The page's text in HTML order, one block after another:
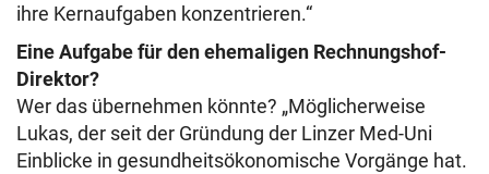
ihre Kernaufgaben konzentrieren.“
Eine Aufgabe für den ehemaligen Rechnungshof-
Direktor?
Wer das übernehmen könnte? „Möglicherweise
Lukas, der seit der Gründung der Linzer Med-Uni
Einblicke in gesundheitsökonomische Vorgänge hat.